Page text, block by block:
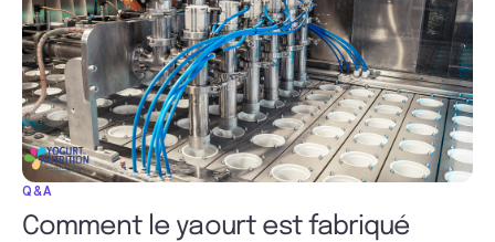
Q&A
Comment le yaourt est fabriqué